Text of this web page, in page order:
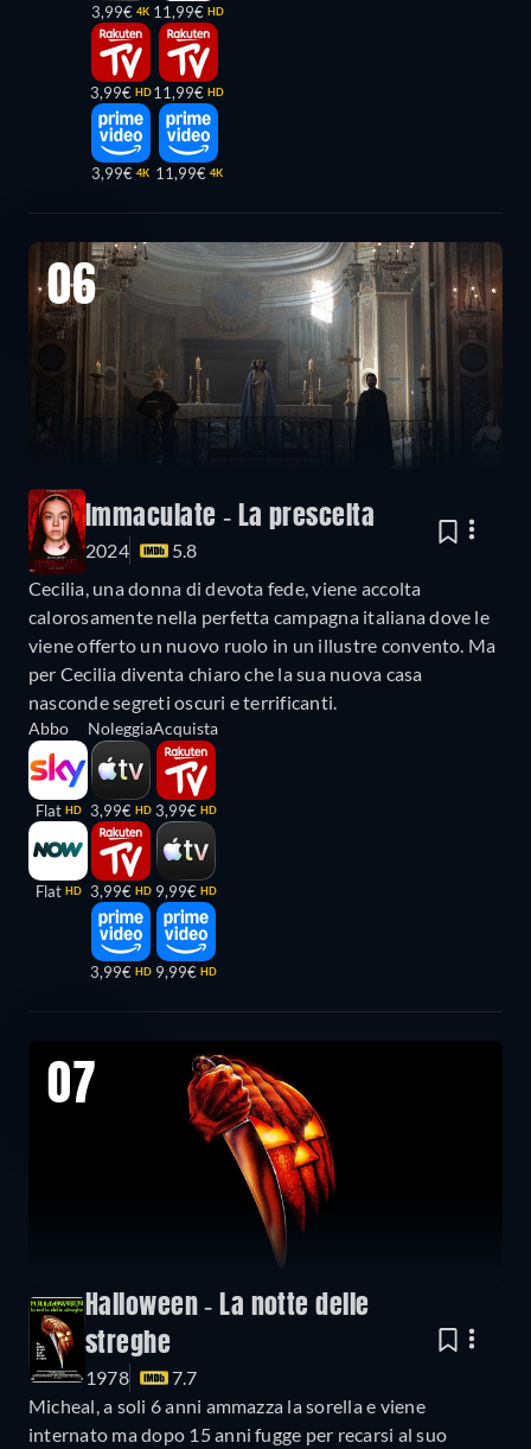
3,99€ 4K
3,99€ HD
3,99€ 4K
11,99€ HD
11,99€ HD
11,99€ 4K
06
Immaculate - La prescelta
2024
5.8
Cecilia, una donna di devota fede, viene accolta
calorosamente nella perfetta campagna italiana dove le
viene offerto un nuovo ruolo in un illustre convento. Ma
per Cecilia diventa chiaro che la sua nuova casa
nasconde segreti oscuri e terrificanti.
Abbo
Flat HD
Flat HD
Noleggia
3,99€ HD
3,99€ HD
3,99€ HD
Acquista
3,99€ HD
9,99€ HD
9,99€ HD
07
Halloween - La notte delle
streghe
1978
7.7
Micheal, a soli 6 anni ammazza la sorella e viene
internato ma dopo 15 anni fugge per recarsi al suo